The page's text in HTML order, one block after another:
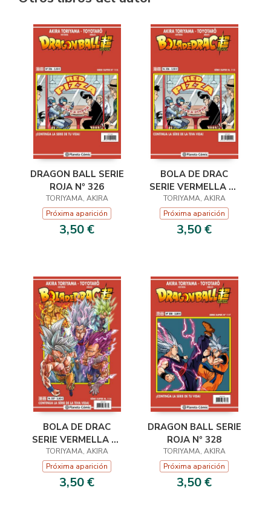
DRAGON BALL SERIE
ROJA Nº 326
TORIYAMA, AKIRA
Próxima aparición
3,50 €
BOLA DE DRAC
SERIE VERMELLA Nº
326
TORIYAMA, AKIRA
Próxima aparición
3,50 €
BOLA DE DRAC
SERIE VERMELLA Nº
327
TORIYAMA, AKIRA
Próxima aparición
3,50 €
DRAGON BALL SERIE
ROJA Nº 328
TORIYAMA, AKIRA
Próxima aparición
3,50 €